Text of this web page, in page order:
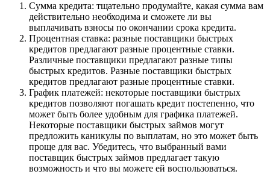
Сумма кредита: тщательно продумайте, какая сумма вам
действительно необходима и сможете ли вы
выплачивать взносы по окончании срока кредита.
Процентная ставка: разные поставщики быстрых
кредитов предлагают разные процентные ставки.
Различные поставщики предлагают разные типы
быстрых кредитов. Разные поставщики быстрых
кредитов предлагают разные процентные ставки.
График платежей: некоторые поставщики быстрых
кредитов позволяют погашать кредит постепенно, что
может быть более удобным для графика платежей.
Некоторые поставщики быстрых займов могут
предложить каникулы по выплатам, но это может быть
проще для вас. Убедитесь, что выбранный вами
поставщик быстрых займов предлагает такую
возможность и что вы можете ей воспользоваться.